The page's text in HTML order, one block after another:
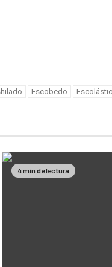
Escobedo
4 min de lectura